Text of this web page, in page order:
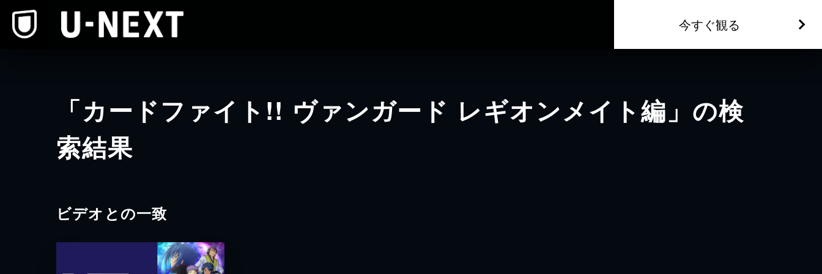
今すぐ観る
「カードファイト!! ヴァンガード レギオンメイト編」の検
索結果
ビデオとの一致